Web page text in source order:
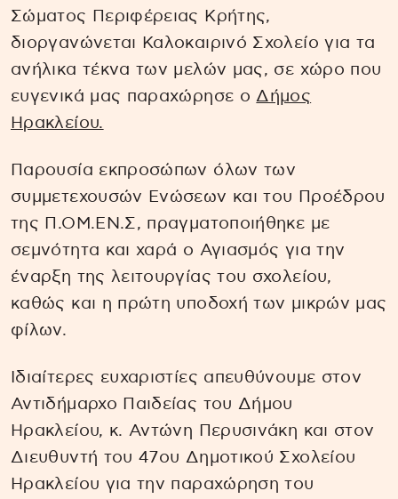
Σώματος Περιφέρειας Κρήτης,
διοργανώνεται Καλοκαιρινό Σχολείο για τα
ανήλικα τέκνα των μελών μας, σε χώρο που
ευγενικά μας παραχώρησε οΔήμος
Ηρακλείου.
Παρουσία εκπροσώπων όλων των
συμμετεχουσών Ενώσεων και του Προέδρου
της Π.ΟΜ.ΕΝ.Σ, πραγματοποιήθηκε με
σεμνότητα και χαρά ο Αγιασμός για την
έναρξη της λειτουργίας του σχολείου,
καθώς και η πρώτη υποδοχή των μικρών μας
φίλων.
Ιδιαίτερες ευχαριστίες απευθύνουμε στον
Αντιδήμαρχο Παιδείας του Δήμου
Ηρακλείου, κ. Αντώνη Περυσινάκη και στον
Διευθυντή του 47ου Δημοτικού Σχολείου
Ηρακλείου για την παραχώρηση του